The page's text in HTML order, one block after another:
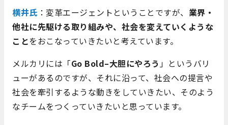
横井氏 ：変革エージェントということですが、 業界・
他社に先駆ける取り組みや、社会を変えていくような
ことをおこなっていきたいと考えています。
メルカリには「Go Bold–大胆にやろう 」というバリ
ューがあるのですが、それに沿って、社会への提言や
社会を牽引するような動きをしていきたい、そのよう
なチームをつくっていきたいと思っています。